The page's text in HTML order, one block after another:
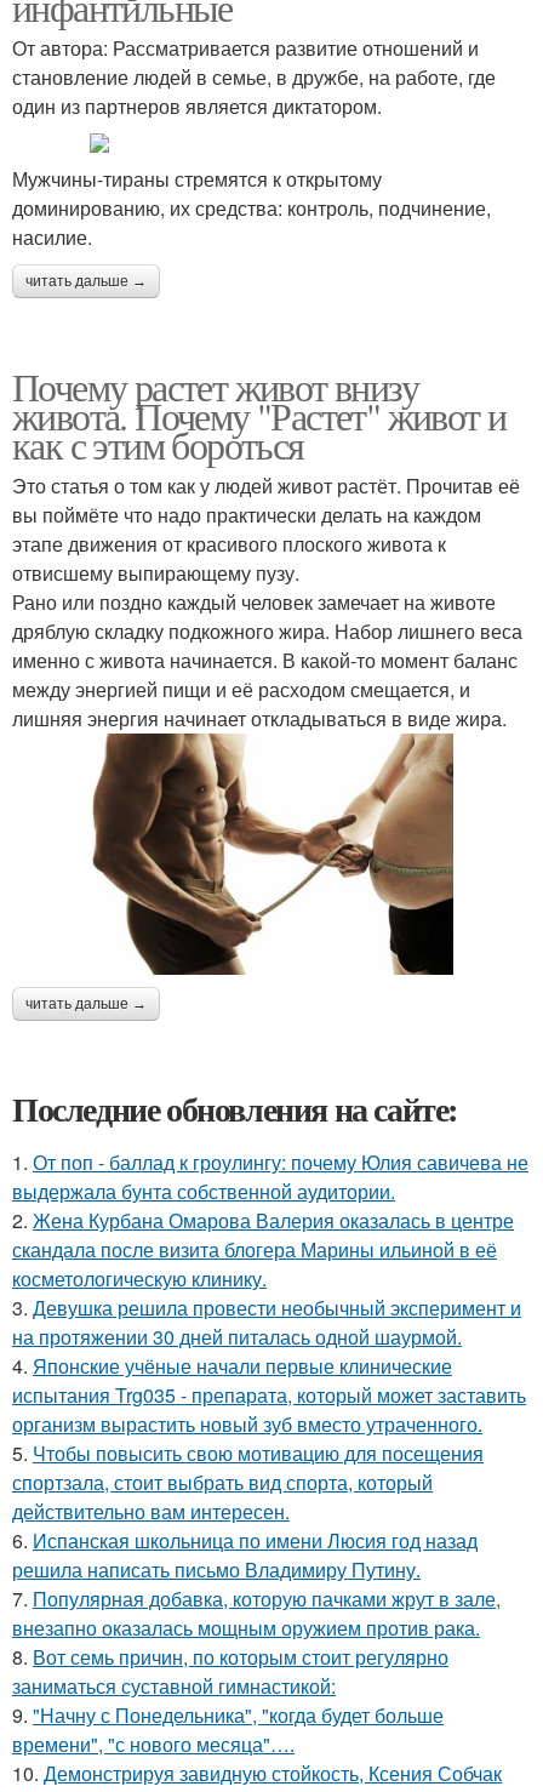
От автора: Рассматривается развитие отношений и
становление людей в семье, в дружбе, на работе, где
один из партнеров является диктатором.
Мужчины-тираны стремятся к открытому
доминированию, их средства: контроль, подчинение,
насилие.
читать дальше →
Почему растет живот внизу
живота. Почему "Растет" живот и
как с этим бороться
Это статья о том как у людей живот растёт. Прочитав её
вы поймёте что надо практически делать на каждом
этапе движения от красивого плоского живота к
отвисшему выпирающему пузу.
Рано или поздно каждый человек замечает на животе
дряблую складку подкожного жира. Набор лишнего веса
именно с живота начинается. В какой-то момент баланс
между энергией пищи и её расходом смещается, и
лишняя энергия начинает откладываться в виде жира.
читать дальше →
Последние обновления на сайте:
1. От поп - баллад к гроулингу: почему Юлия савичева не
выдержала бунта собственной аудитории.
2. Жена Курбана Омарова Валерия оказалась в центре
скандала после визита блогера Марины ильиной в её
косметологическую клинику.
3. Девушка решила провести необычный эксперимент и
на протяжении 30 дней питалась одной шаурмой.
4. Японские учёные начали первые клинические
испытания Trg035 - препарата, который может заставить
организм вырастить новый зуб вместо утраченного.
5. Чтобы повысить свою мотивацию для посещения
спортзала, стоит выбрать вид спорта, который
действительно вам интересен.
6. Испанская школьница по имени Люсия год назад
решила написать письмо Владимиру Путину.
7. Популярная добавка, которую пачками жрут в зале,
внезапно оказалась мощным оружием против рака.
8. Вот семь причин, по которым стоит регулярно
заниматься суставной гимнастикой:
9. "Начну с Понедельника", "когда будет больше
времени", "с нового месяца"….
10. Демонстрируя завидную стойкость, Ксения Собчак